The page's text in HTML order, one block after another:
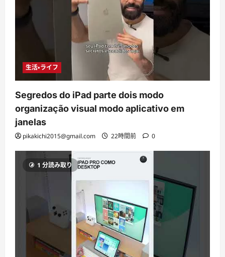
生活・ライフ
Segredos do iPad parte dois modo
organização visual modo aplicativo em
janelas
pikakichi2015@gmail.com 22時間前 0
1 分読み取り